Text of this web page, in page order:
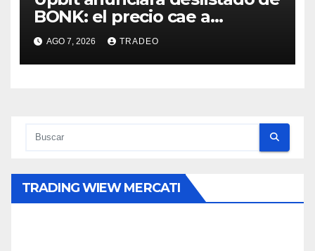
BONK: el precio cae a
mínimos 3 años
AGO 7, 2026 TRADEO
TRADING WIEW MERCATI